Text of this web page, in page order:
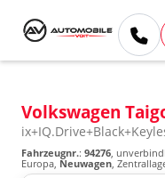
Volkswagen
Fahrzeugnr.: 94276,
Europa, Neuwagen,